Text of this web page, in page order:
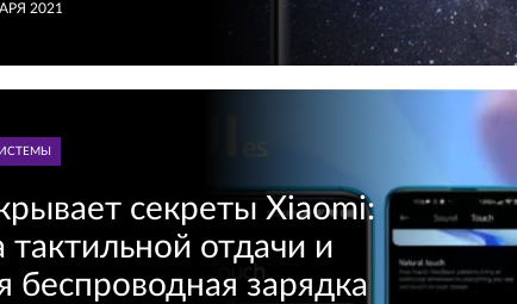
2021
секреты Xiaomi:
тактильной отдачи и
беспроводная зарядка